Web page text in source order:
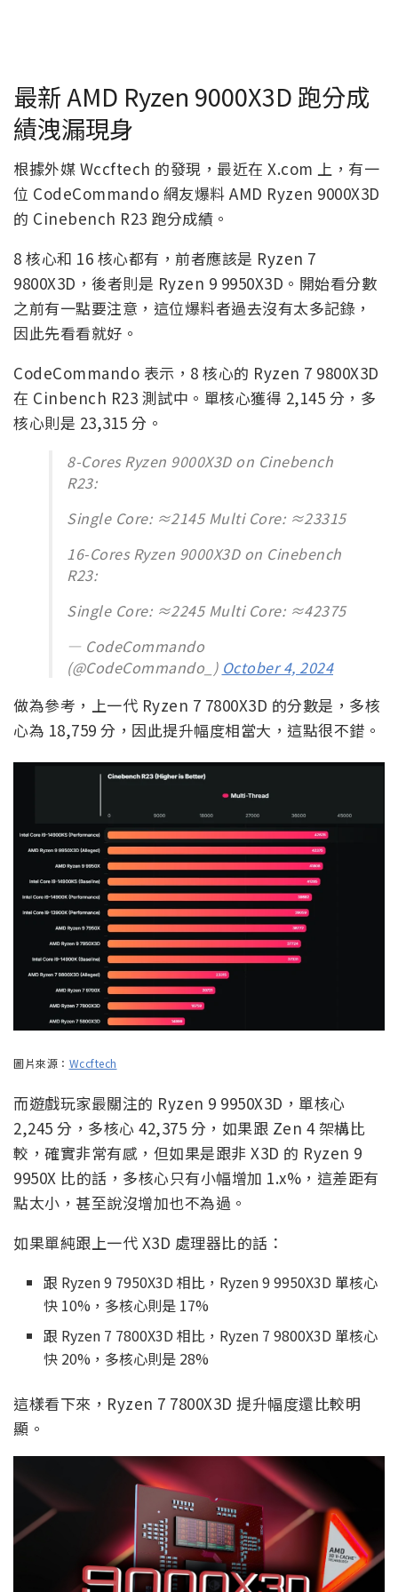
最新 AMD Ryzen 9000X3D 跑分成
績洩漏現身
根據外媒 Wccftech 的發現，最近在 X.com 上，有一
位 CodeCommando 網友爆料 AMD Ryzen 9000X3D
的 Cinebench R23 跑分成績。
8 核心和 16 核心都有，前者應該是 Ryzen 7
9800X3D，後者則是 Ryzen 9 9950X3D。開始看分數
之前有一點要注意，這位爆料者過去沒有太多記錄，
因此先看看就好。
CodeCommando 表示，8 核心的 Ryzen 7 9800X3D
在 Cinbench R23 測試中。單核心獲得 2,145 分，多
核心則是 23,315 分。
8-Cores Ryzen 9000X3D on Cinebench
R23:
Single Core: ≈2145 Multi Core: ≈23315
16-Cores Ryzen 9000X3D on Cinebench
R23:
Single Core: ≈2245 Multi Core: ≈42375
— CodeCommando
(@CodeCommando_) October 4, 2024
做為參考，上一代 Ryzen 7 7800X3D 的分數是，多核
心為 18,759 分，因此提升幅度相當大，這點很不錯。
圖片來源： Wccftech
而遊戲玩家最關注的 Ryzen 9 9950X3D，單核心
2,245 分，多核心 42,375 分，如果跟 Zen 4 架構比
較，確實非常有感，但如果是跟非 X3D 的 Ryzen 9
9950X 比的話，多核心只有小幅增加 1.x%，這差距有
點太小，甚至說沒增加也不為過。
如果單純跟上一代 X3D 處理器比的話：
跟 Ryzen 9 7950X3D 相比，Ryzen 9 9950X3D 單核心
快 10%，多核心則是 17%
跟 Ryzen 7 7800X3D 相比，Ryzen 7 9800X3D 單核心
快 20%，多核心則是 28%
這樣看下來，Ryzen 7 7800X3D 提升幅度還比較明
顯。